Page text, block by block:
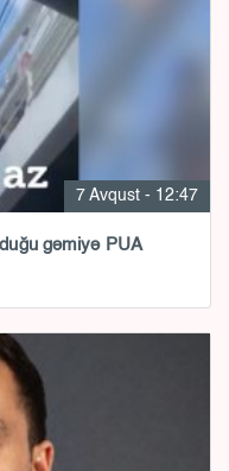
7 Avqust - 12:47
gəmiyə PUA